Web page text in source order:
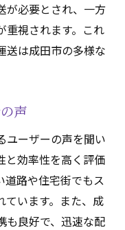
軽貨物運送
軽貨物運送
田空港と軽貨物
と地域経済のつ
貨物運送
送の可能性
軽貨物運送
運送の連携
が必要とされ、一方
重視されます。これ
送は成田市の多様な
声
ユーザーの声を聞い
と効率性を高く評価
道路や住宅街でもス
ています。また、成
も良好で、迅速な配